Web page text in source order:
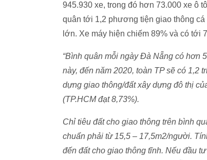
945.930 xe, trong đó hơn 73.000 xe ô
quân tới 1,2 phương tiện giao thông
lớn. Xe máy hiện chiếm 89% và có tới
“Bình quân mỗi ngày Đà Nẵng có hơn
này, đến năm 2020, toàn TP sẽ có 1,2
dựng giao thông/đất xây dựng đô thị
(TP.HCM đạt 8,73%).
Chỉ tiêu đất cho giao thông trên bình
chuẩn phải từ 15,5 – 17,5m2/người.
đến đất cho giao thông tĩnh. Nếu đầu